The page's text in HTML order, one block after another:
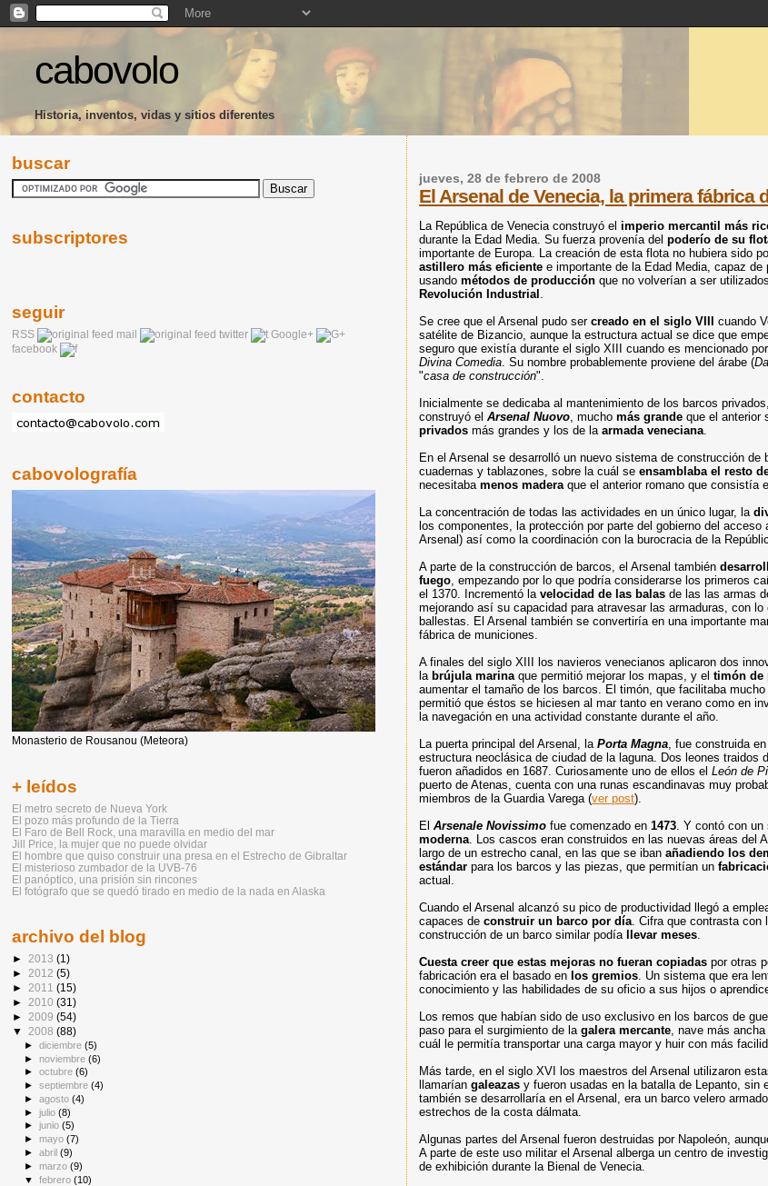
cabovolo
Historia, inventos, vidas y sitios diferentes
jueves, 28 de febrero de 2008
El Arsenal de Venecia, la primera fábrica
La República de Venecia construyó elimperio mercantil más
durante la Edad Media. Su fuerza provenía delpoderío de su
importante de Europa. La creación de esta flota no hubiera sido
astillero más eficiente e importante de la Edad Media, capaz de
usandométodos de producción que no volverían a ser
Revolución Industrial .
Se cree que el Arsenal pudo sercreado en el siglo VIII
cuando
satélite de Bizancio, aunque la estructura actual se dice que
seguro que existía durante el siglo XIII cuando es mencionado
Divina Comedia. Su nombre probablemente proviene del árabe (
"casa de construcción".
Inicialmente se dedicaba al mantenimiento de los barcos
construyó elArsenal Nuovo, muchomás grande que el anterior
privados más grandes y los de laarmada veneciana.
En el Arsenal se desarrolló un nuevo sistema de construcción de
cuadernas y tablazones, sobre la cuál seensamblaba el resto
necesitabamenos maderaque el anterior romano que consistía
La concentración de todas las actividades en un único lugar, la
los componentes, la protección por parte del gobierno del
Arsenal) así como la coordinación con la burocracia de la
A parte de la construcción de barcos, el Arsenal también
fuego, empezando por lo que podría considerarse los primeros
el 1370. Incrementó lavelocidad de las balasde las las armas
mejorando así su capacidad para atravesar las armaduras, con
ballestas. El Arsenal también se convertiría en una importante
fábrica de municiones.
A finales del siglo XIII los navieros venecianos aplicaron dos
la brújula marinaque permitió mejorar los mapas, y eltimón de
aumentar el tamaño de los barcos. El timón, que facilitaba
permitió que éstos se hiciesen al mar tanto en verano como en
la navegación en una actividad constante durante el año.
La puerta principal del Arsenal, laPorta Magna, fue construida
estructura neoclásica de ciudad de la laguna. Dos leones traidos
fueron añadidos en 1687. Curiosamente uno de ellos elLeón de
puerto de Atenas, cuenta con una runas escandinavas muy
miembros de la Guardia Varega (ver post).
ElArsenale Novissimo fue comenzado en1473. Y contó con
moderna. Los cascos eran construidos en las nuevas áreas del
largo de un estrecho canal, en las que se ibanañadiendo los
estándar para los barcos y las piezas, que permitían un
actual.
Cuando el Arsenal alcanzó su pico de productividad llegó a
capaces deconstruir un barco por día. Cifra que contrasta con
construcción de un barco similar podía
llevar meses.
Cuesta creer que estas mejoras no fueran copiadas por otras
fabricación era el basado en los gremios. Un sistema que era
conocimiento y las habilidades de su oficio a sus hijos o
Los remos que habían sido de uso exclusivo en los barcos de
paso para el surgimiento de lagalera mercante, nave más
cuál le permitía transportar una carga mayor y huir con más
Más tarde, en el siglo XVI los maestros del Arsenal utilizaron
llamaríangaleazasy fueron usadas en la batalla de Lepanto,
también se desarrollaría en el Arsenal, era un barco velero
estrechos de la costa dálmata.
Algunas partes del Arsenal fueron destruidas por Napoleón,
A parte de este uso militar el Arsenal alberga un centro de
de exhibición durante la Bienal de Venecia.
buscar
subscriptores
seguir
RSS mail twitter
Google+
facebook
contacto
cabovolografía
Monasterio de Rousanou (Meteora)
+ leídos
El metro secreto de Nueva York
El pozo más profundo de la Tierra
El Faro de Bell Rock, una maravilla en medio del mar
Jill Price, la mujer que no puede olvidar
El hombre que quiso construir una presa en el Estrecho de Gibraltar
El misterioso zumbador de la UVB-76
El panóptico, una prisión sin rincones
El fotógrafo que se quedó tirado en medio de la nada en Alaska
archivo del blog
► 2013 (1)
► 2012 (5)
► 2011 (15)
► 2010 (31)
► 2009 (54)
▼ 2008 (88)
►diciembre(5)
► noviembre(6)
►octubre(6)
►septiembre(4)
►agosto(4)
►julio(8)
►junio(5)
► mayo(7)
►abril(9)
► marzo(9)
▼febrero(10)